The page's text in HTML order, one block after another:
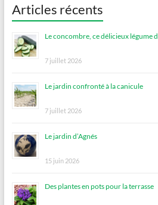
Articles récents
Le concombre, ce délicieux légume
7 juillet 2026
Le jardin confronté à la canicule
7 juillet 2026
Le jardin d’Agnés
15 juin 2026
Des plantes en pots pour la terrasse